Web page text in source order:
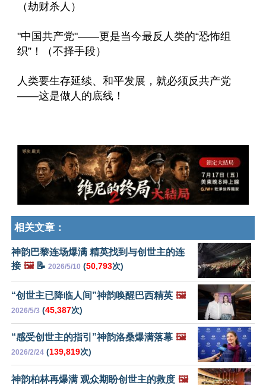
（劫财杀人）
"中国共产党"——更是当今最反人类的“恐怖组
织”！（不择手段）
人类要生存延续、和平发展，就必须反共产党
——这是做人的底线！
相关文章：
神韵巴黎连场爆满 精英找到与创世主的连
接 🖼️📝 2026/5/10 (50,793次)
“创世主已降临人间”神韵唤醒巴西精英 🖼️
2026/5/3 (45,387次)
“感受创世主的指引”神韵洛桑爆满落幕 🖼️
2026/2/24 (139,819次)
神韵柏林再爆满 观众期盼创世主的救度 🖼️